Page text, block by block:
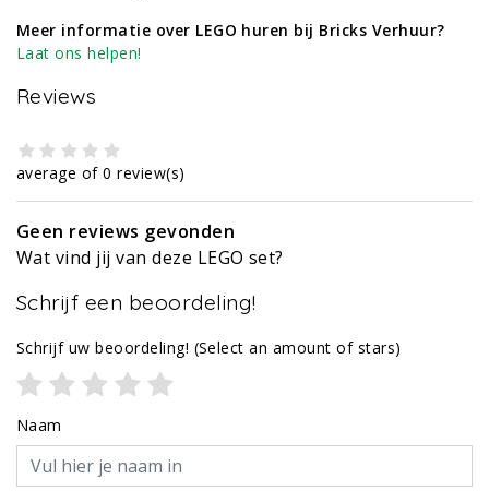
Meer informatie over LEGO huren bij Bricks Verhuur?
Laat ons helpen!
Reviews
average of 0 review(s)
Geen reviews gevonden
Wat vind jij van deze LEGO set?
Schrijf een beoordeling!
Schrijf uw beoordeling! (Select an amount of stars)
Naam